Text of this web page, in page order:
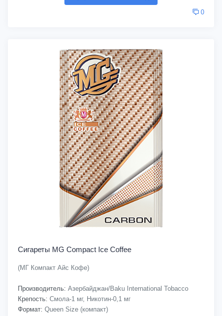
0
Сигареты MG Compact Ice Coffee
(МГ Компакт Айс Кофе)
Производитель: Азербайджан/Baku International Tobacco
Крепость: Смола-1 мг, Никотин-0,1 мг
Формат: Queen Size (компакт)